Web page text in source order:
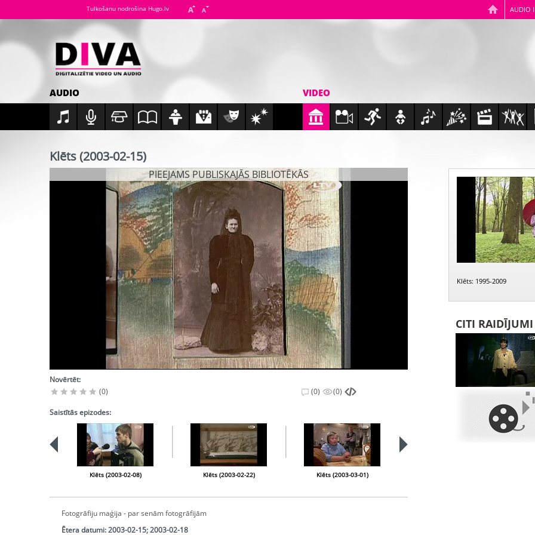
AUDIO
Tulkošanu nodrošina Hugo.lv
AUDIO VIDEO
Klēts (2003-02-15)
PIEEJAMS PUBLISKAJĀS BIBLIOTĒKĀS
Novērtēt:
(0)
(0) (0)
Saistītās epizodes:
Klēts (2003-02-08) Klēts (2003-02-22) Klēts (2003-03-01)
PIEEJAMS
Fotogrāfiju maģija - par senām fotogrāfijām
Ētera datumi:2003-02-15; 2003-02-18
Klēts: 1995-2009
CITI